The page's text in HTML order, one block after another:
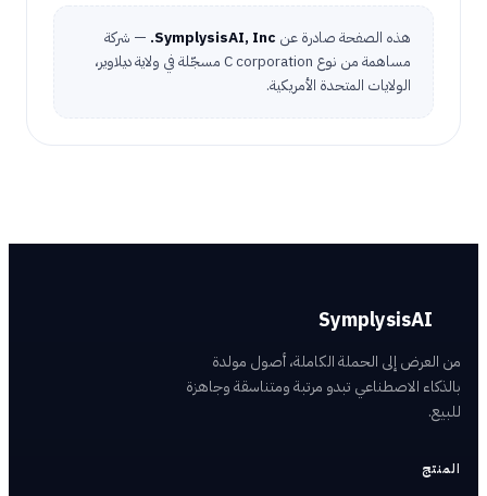
هذه الصفحة صادرة عن SymplysisAI, Inc. — شركة
مساهمة من نوع C corporation مسجّلة في ولاية ديلاوير،
الولايات المتحدة الأمريكية.
SymplysisAI
من العرض إلى الحملة الكاملة، أصول مولدة
بالذكاء الاصطناعي تبدو مرتبة ومتناسقة وجاهزة
للبيع.
المنتج